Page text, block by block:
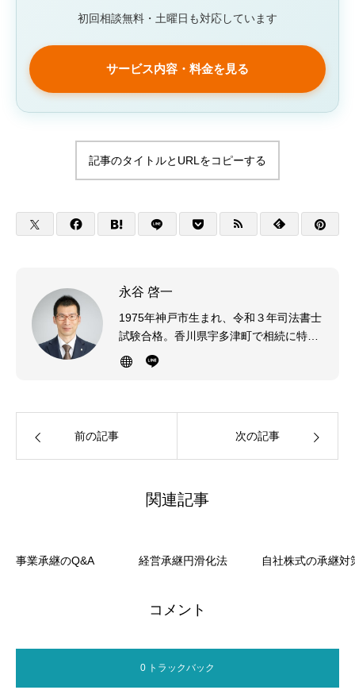
初回相談無料・土曜日も対応しています
サービス内容・料金を見る
記事のタイトルとURLをコピーする
永谷 啓一
1975年神戸市生まれ、令和３年司法書士
試験合格。香川県宇多津町で相続に特化
した司法書士事務所を運営しています。
前の記事 次の記事
関連記事
事業承継のQ&A 経営承継円滑化法 自社株式の承継対
コメント
0 トラックバック